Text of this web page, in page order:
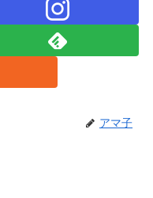
アマ子